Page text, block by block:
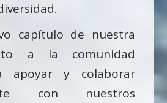
capítulo de nuestra
a la comunidad
apoyar y colaborar
con nuestros